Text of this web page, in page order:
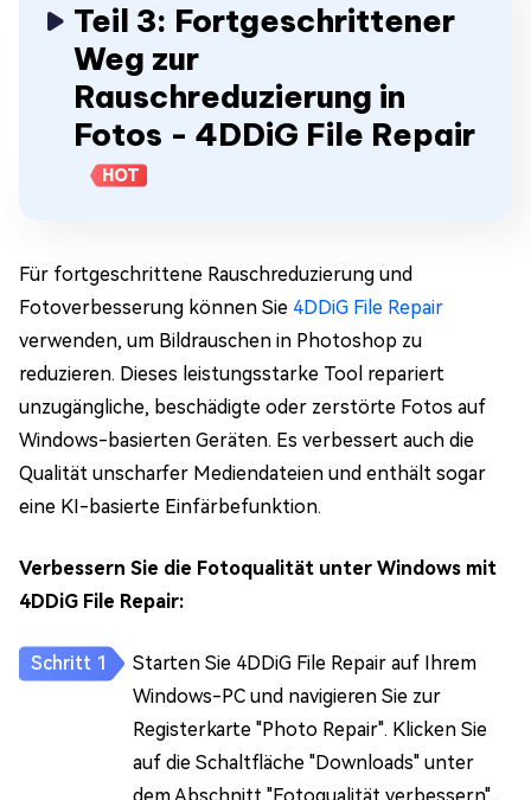
Teil 3: Fortgeschrittener
Weg zur
Rauschreduzierung in
Fotos - 4DDiG File Repair
HOT
Für fortgeschrittene Rauschreduzierung und
Fotoverbesserung können Sie 4DDiG File Repair
verwenden, um Bildrauschen in Photoshop zu
reduzieren. Dieses leistungsstarke Tool repariert
unzugängliche, beschädigte oder zerstörte Fotos auf
Windows-basierten Geräten. Es verbessert auch die
Qualität unscharfer Mediendateien und enthält sogar
eine KI-basierte Einfärbefunktion.
Verbessern Sie die Fotoqualität unter Windows mit
4DDiG File Repair:
Starten Sie 4DDiG File Repair auf Ihrem
Windows-PC und navigieren Sie zur
Registerkarte "Photo Repair". Klicken Sie
auf die Schaltfläche "Downloads" unter